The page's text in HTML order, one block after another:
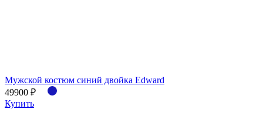
Мужской костюм синий двойка Edward
49900 ₽
Купить